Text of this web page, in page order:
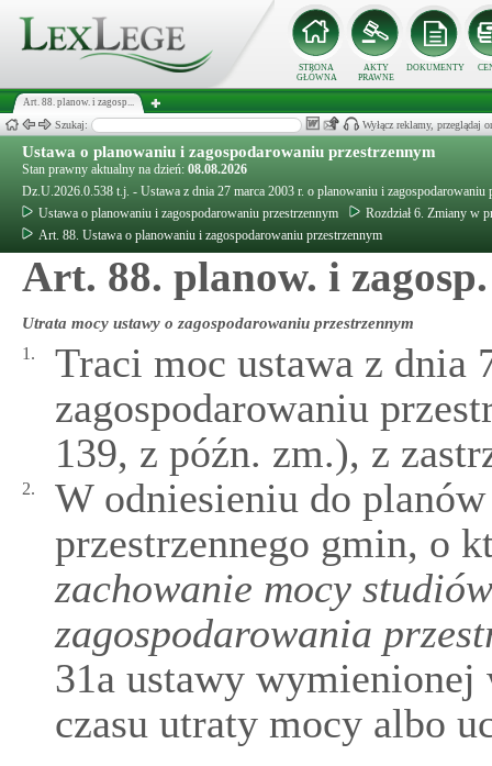
STRONA
GŁÓWNA
AKTY
PRAWNE
DOKUMENTY
Art. 88. planow. i zagosp...
Szukaj: Wyłącz reklamy, przeglądaj
Ustawa o planowaniu i zagospodarowaniu przestrzennym
Stan prawny aktualny na dzień: 08.08.2026
Dz.U.2026.0.538 t.j. - Ustawa z dnia 27 marca 2003 r. o planowaniu i zagospodarowaniu
Ustawa o planowaniu i zagospodarowaniu przestrzennym
Rozdział 6. Zmiany w
Art. 88. Ustawa o planowaniu i zagospodarowaniu przestrzennym
Art. 88. planow. i
Utrata mocy ustawy o zagospodarowaniu przestrzennym
1.
Traci moc ustawa z dnia
zagospodarowaniu
139, z późn. zm.), z
2.
W odniesieniu do
przestrzennego gmin, o
zachowanie mocy
zagospodarowania
31a ustawy wymienionej
czasu utraty mocy albo